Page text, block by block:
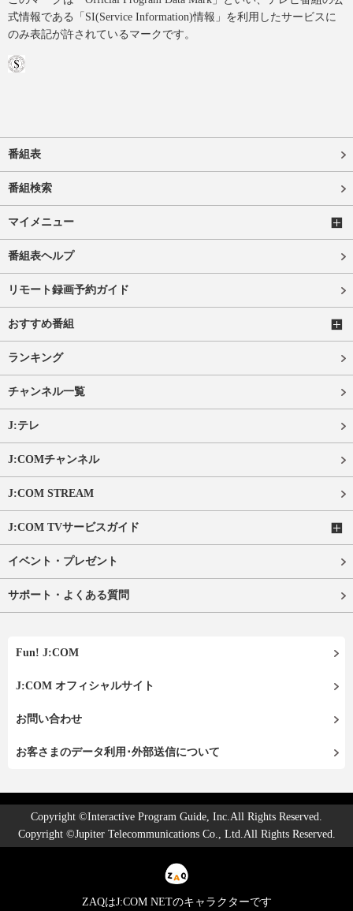
式情報である「SI(Service Information)情報」を利用したサービスに
のみ表記が許されているマークです。
番組表
番組検索
マイメニュー
番組表ヘルプ
リモート録画予約ガイド
おすすめ番組
ランキング
チャンネル一覧
J:テレ
J:COMチャンネル
J:COM STREAM
J:COM TVサービスガイド
イベント・プレゼント
サポート・よくある質問
Fun! J:COM
J:COM オフィシャルサイト
お問い合わせ
お客さまのデータ利用･外部送信について
Copyright ©Interactive Program Guide, Inc.All Rights Reserved.
Copyright ©Jupiter Telecommunications Co., Ltd.All Rights Reserved.
ZAQはJ:COM NETのキャラクターです